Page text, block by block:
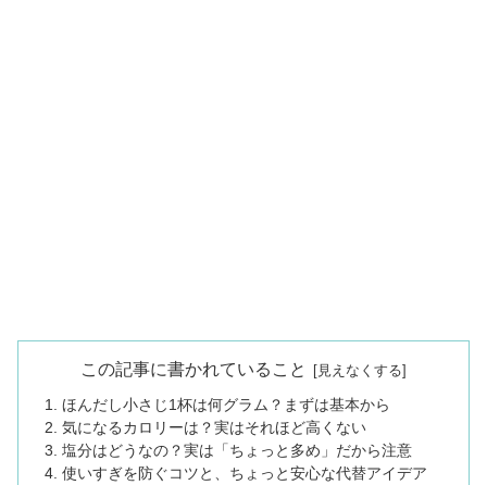
この記事に書かれていること
ほんだし小さじ1杯は何グラム？まずは基本から
気になるカロリーは？実はそれほど高くない
塩分はどうなの？実は「ちょっと多め」だから注意
使いすぎを防ぐコツと、ちょっと安心な代替アイデア